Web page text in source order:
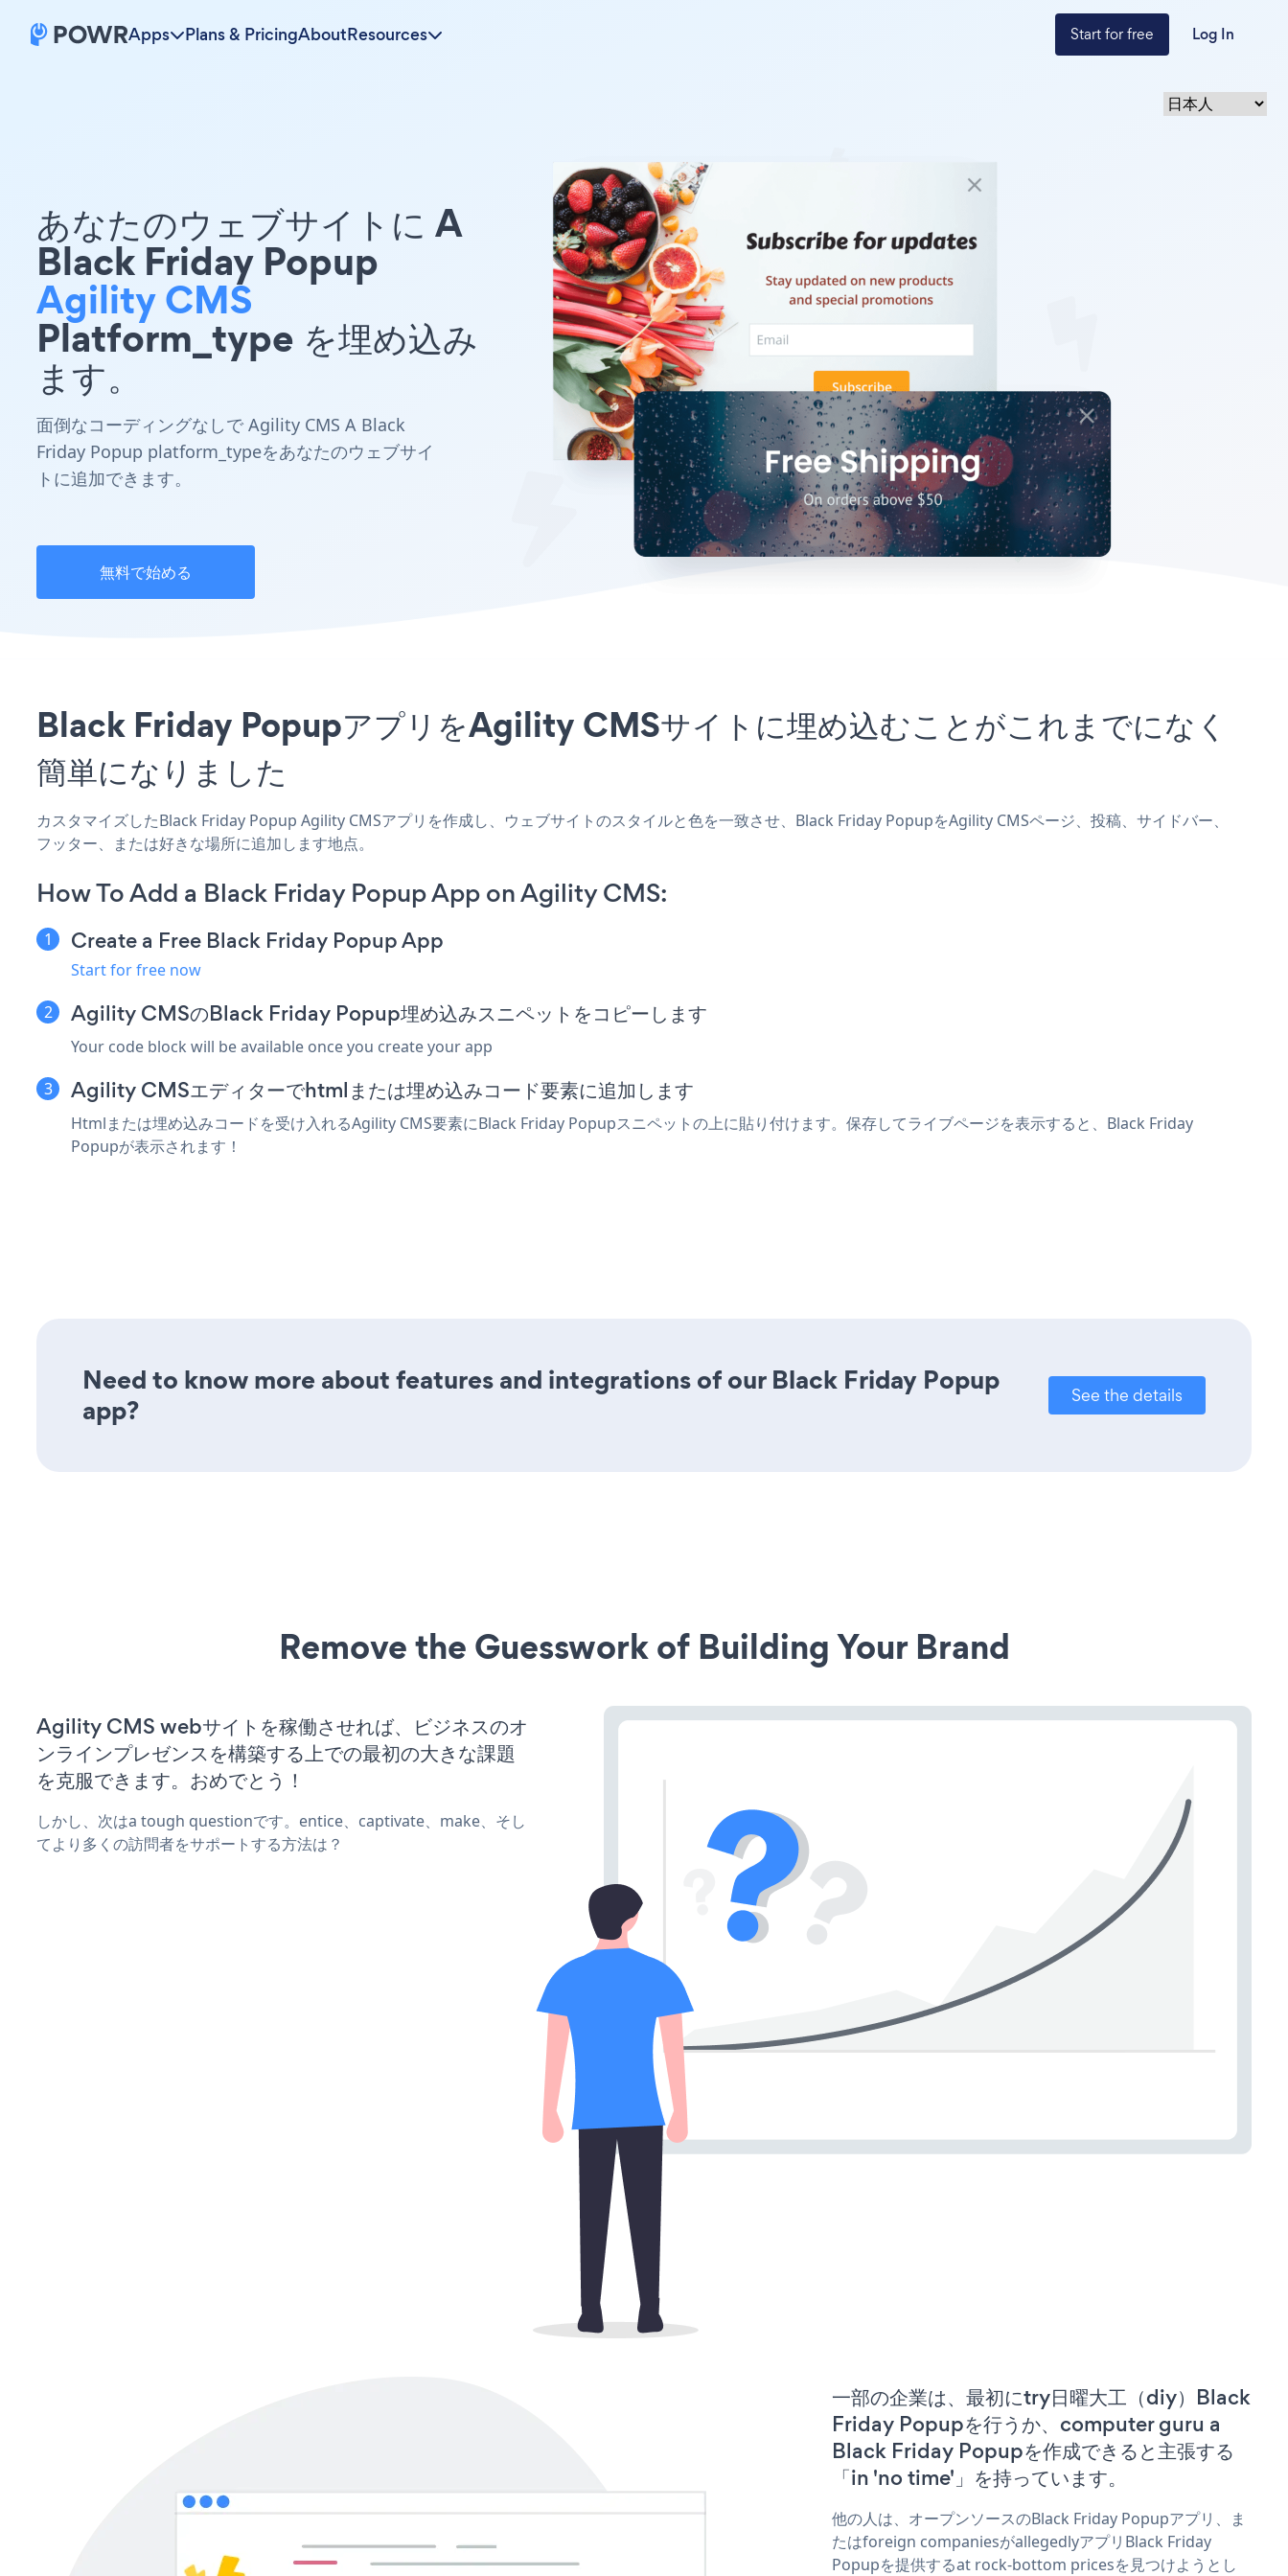
Apps Plans & PricingAboutResources Start for free Log In
あなたのウェブサイトに A
Black Friday Popup
Agility CMS
Platform_type を埋め込み
ます。
面倒なコーディングなしで Agility CMS A Black
Friday Popup platform_typeをあなたのウェブサイ
トに追加できます。
無料で始める
Black Friday PopupアプリをAgility CMSサイトに埋め込むことがこれまでになく
簡単になりました
カスタマイズしたBlack Friday Popup Agility CMSアプリを作成し、ウェブサイトのスタイルと色を一致させ、Black Friday PopupをAgility CMSページ、投稿、サイドバー、
フッター、または好きな場所に追加します地点。
How To Add a Black Friday Popup App on Agility CMS:
Create a Free Black Friday Popup App
Start for free now
Agility CMSのBlack Friday Popup埋め込みスニペットをコピーします
Your code block will be available once you create your app
Agility CMSエディターでhtmlまたは埋め込みコード要素に追加します
Htmlまたは埋め込みコードを受け入れるAgility CMS要素にBlack Friday Popupスニペットの上に貼り付けます。保存してライブページを表示すると、Black Friday
Popupが表示されます！
Need to know more about features and integrations of our Black Friday Popup
app?
See the details
Remove the Guesswork of Building Your Brand
Agility CMS webサイトを稼働させれば、ビジネスのオ
ンラインプレゼンスを構築する上での最初の大きな課題
を克服できます。おめでとう！
しかし、次はa tough questionです。entice、captivate、make、そし
てより多くの訪問者をサポートする方法は？
一部の企業は、最初にtry日曜大工（diy）Black
Friday Popupを行うか、computer guru a
Black Friday Popupを作成できると主張する
「in 'no time'」を持っています。
他の人は、オープンソースのBlack Friday Popupアプリ、ま
たはforeign companiesがallegedlyアプリBlack Friday
Popupを提供するat rock-bottom pricesを見つけようとし